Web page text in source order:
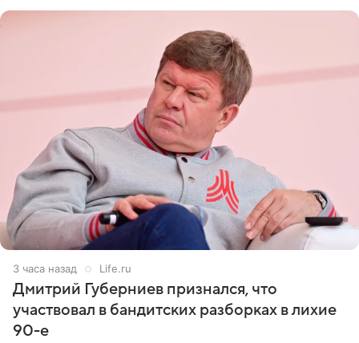
3 часа назад Life.ru
Дмитрий Губерниев признался, что
участвовал в бандитских разборках в лихие
90-е